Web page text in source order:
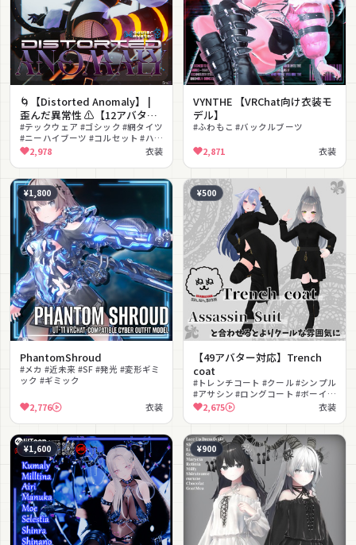
🌀【Distorted Anomaly】 |
歪んだ異常性 ⚠️【12アバター
avatars】
#テックウェア #ゴシック #網タイツ
#ニーハイブーツ #コルセット #ハー
ネス #マスク #セクシー #ストリー
ト #lilToon対応
2,978 衣装
VYNTHE 【VRChat向け衣装モ
デル】
#ふわもこ #バックルブーツ
2,871 衣装
¥1,800
PhantomShroud
#メカ #近未来 #SF #発光 #変形ギミ
ック #ギミック
2,776 衣装
¥500
【49アバター対応】Trench
coat
#トレンチコート #クール #シンプル
#アサシン #ロングコート #ボーイッ
シュ #大人っぽい #ニーハイブーツ
#スタイリッシュ
2,675 衣装
¥1,600 ¥900